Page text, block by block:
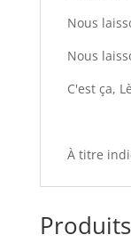
Nous
Nous
C'est ça,
À titre